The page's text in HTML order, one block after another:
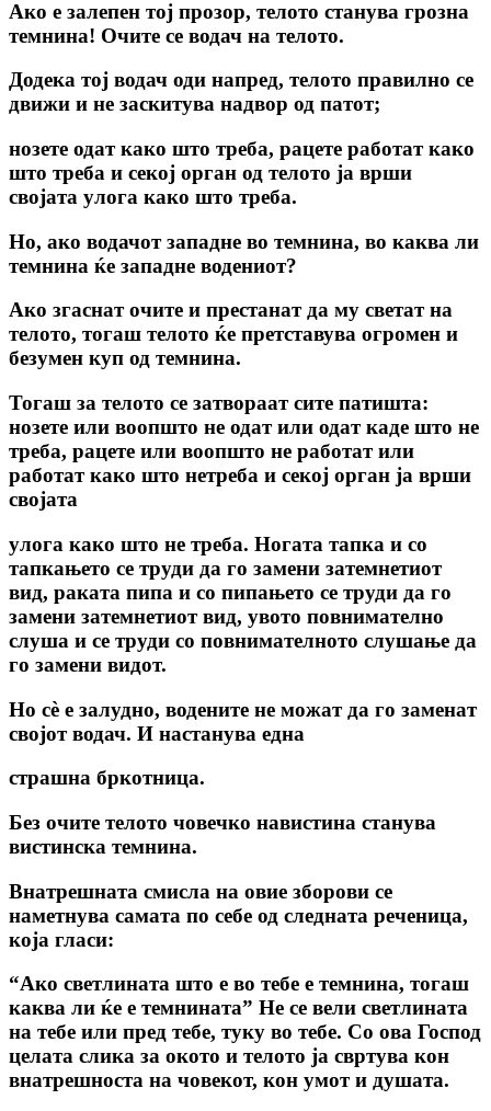
Ако е залепен тој прозор, телото станува грозна
темнина! Очите се водач на телото.
Додека тој водач оди напред, телото правилно се
движи и не заскитува надвор од патот;
нозете одат како што треба, рацете работат како
што треба и секој орган од телото ja врши
својата улога како што треба.
Но, ако водачот западне во темнина, во каква ли
темнина ќе западне водениот?
Ако згаснат очите и престанат да му светат на
телото, тогаш телото ќе претставува огромен и
безумен куп од темнина.
Тогаш за телото се затвораат сите патишта:
нозете или воопшто не одат или одат каде што не
треба, рацете или воопшто не работат или
работат како што нетреба и секој орган ја врши
својата
улога како што не треба. Ногата тапка и co
тапкањето се труди да го замени затемнетиот
вид, раката пипа и co пипањето се труди да го
замени затемнетиот вид, увото повнимателно
слуша и се труди co повнимателното слушање да
го замени видот.
Но сѐ е залудно, водените не можат да го заменат
својот водач. И настанува една
страшна бркотница.
Без очите телото човечко навистина станува
вистинска темнина.
Внатрешната смисла на овие зборови се
наметнува самата по себе од следната реченица,
која гласи:
“Ако светлината што е во тебе е темнина, тогаш
каква ли ќе е темнината” He ce вели светлината
на тебе или пред тебе, туку во тебе. Co ова Господ
целата слика за окото и телото ја свртува кон
внатрешноста на човекот, кон умот и душата.